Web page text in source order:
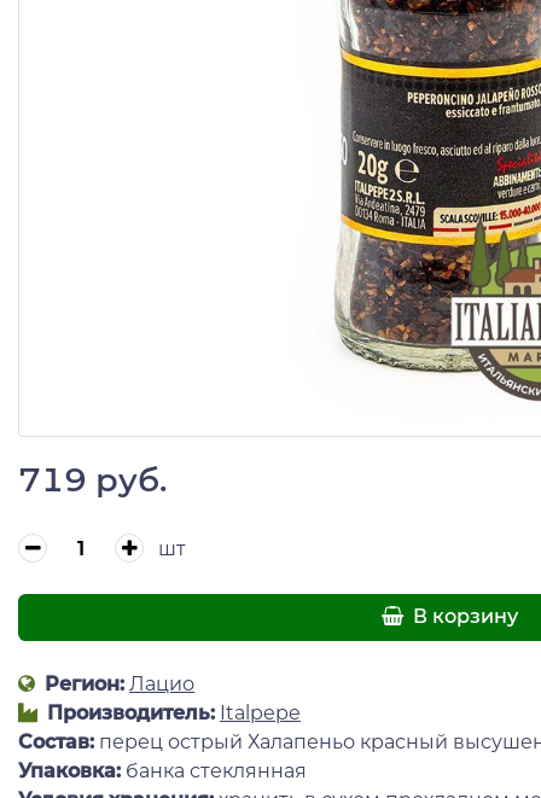
719 руб.
шт
В корзину
Регион: Лацио
Производитель: Italpepe
Состав: перец острый Халапеньо красный
Упаковка: банка стеклянная